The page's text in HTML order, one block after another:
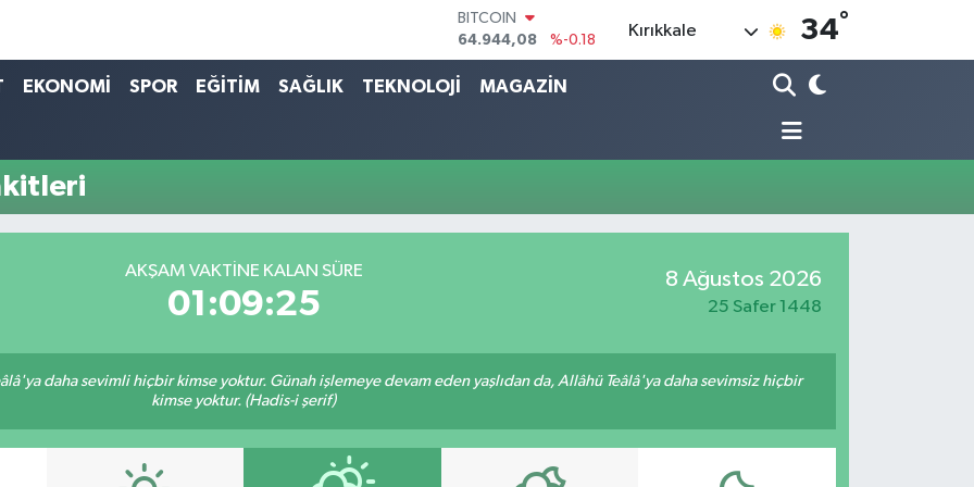
BITCOIN
64.944,08
%-0.18
DOLAR
47,7436
%0.18
6660.55
%0.03
BİST100
Kırıkkale 34°
EKONOMİ SPOR EĞİTİM SAĞLIK TEKNOLOJİ MAGAZİN
AKŞAM VAKTINE KALAN SÜRE
01:09:25
8 Ağustos 2026
25 Safer 1448
daha sevimli hiçbir kimse yoktur. Günah işlemeye devam eden yaşlıdan da, Allâhü Teâlâ'ya daha sevimsiz hiçbir
kimse yoktur. (Hadis-i şerif)